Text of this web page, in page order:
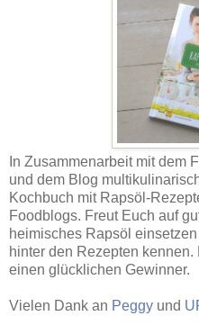
In Zusammenarbeit mit dem
und dem Blog
Kochbuch mit Rapsöl-
Foodblogs. Freut Euch auf
heimisches Rapsöl
hinter den Rezepten
einen glücklichen Gewinner.
Vielen Dank an Peggy und